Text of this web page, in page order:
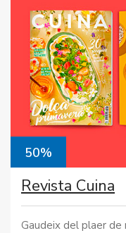
50%
Revista Cuina
Gaudeix del plaer de